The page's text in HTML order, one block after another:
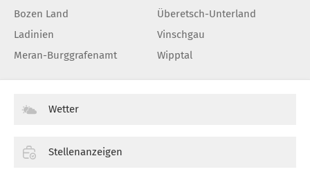
Bozen Land
Ladinien
Meran-Burggrafenamt
Überetsch-Unterland
Vinschgau
Wipptal
Wetter
Stellenanzeigen